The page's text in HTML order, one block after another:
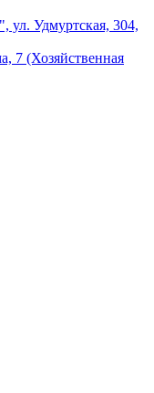
ул. Удмуртская, 304,
7 (Хозяйственная